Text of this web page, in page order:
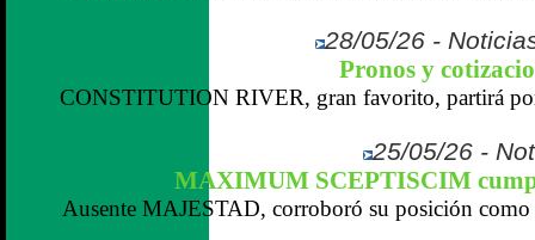
28/05/26 -
Pronos y
CONSTITUTION RIVER, gran favorito, partirá
25/05/26 -
MAXIMUM SCEPTISCIM
Ausente MAJESTAD, corroboró su posición como